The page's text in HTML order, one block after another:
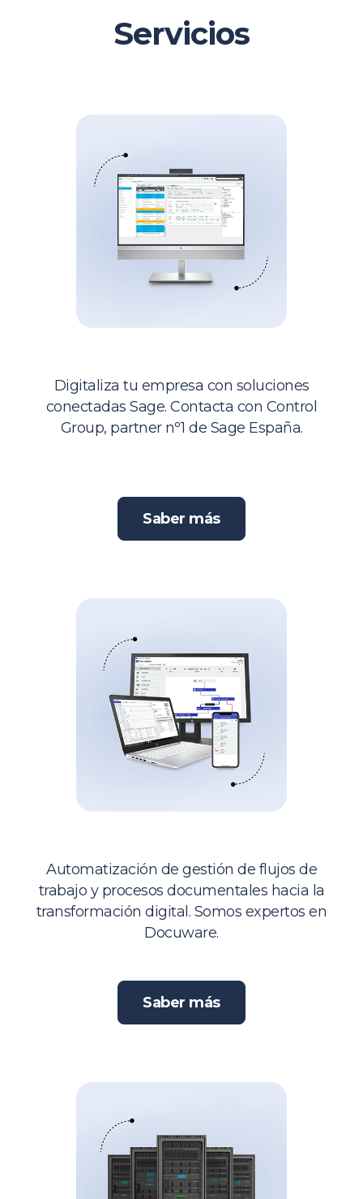
Servicios
Digitaliza tu empresa con soluciones
conectadas Sage. Contacta con Control
Group, partner nº1 de Sage España.
Saber más
Automatización de gestión de flujos de
trabajo y procesos documentales hacia la
transformación digital. Somos expertos en
Docuware.
Saber más